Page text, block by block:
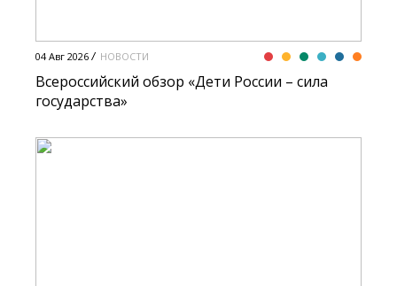
04 Авг 2026 НОВОСТИ
Всероссийский обзор «Дети России – сила
государства»